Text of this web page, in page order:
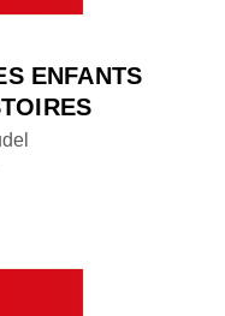
ENFANTS